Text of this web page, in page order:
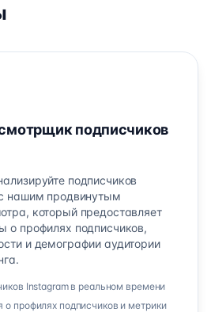
подписчиков
подписчиков
нашим продвинутым
который предоставляет
о профилях подписчиков,
и демографии аудитории
Instagram в реальном времени
профилях подписчиков и метрики